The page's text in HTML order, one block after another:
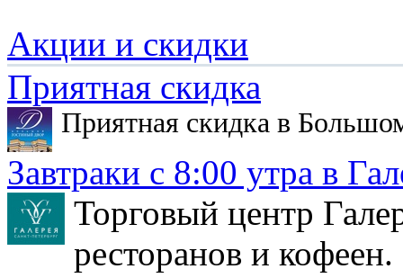
Акции и скидки
Приятная скидка
Приятная скидка в
Завтраки с 8:00 утра в
Торговый центр
ресторанов и кофеен.